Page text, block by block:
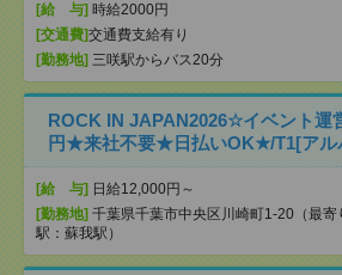
[給 与] 時給2000円
[交通費]交通費支給有り
[勤務地] 三咲駅からバス20分
ROCK IN JAPAN2026☆イベント運
円★来社不要★日払いOK★/T1[アル
[給 与] 日給12,000円～
[勤務地] 千葉県千葉市中央区川崎町1-20（最寄
駅：蘇我駅）